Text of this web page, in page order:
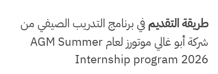
طريقة التقديمفي برنامج التدريب الصيفي من
شركة أبو غالي موتورز لعام AGM Summer
Internship program 2026